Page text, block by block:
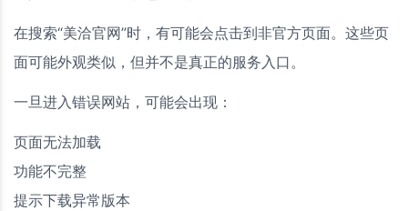
在搜索“美洽官网”时，有可能会点击到非官方页面。这些页
面可能外观类似，但并不是真正的服务入口。
一旦进入错误网站，可能会出现：
页面无法加载
功能不完整
提示下载异常版本